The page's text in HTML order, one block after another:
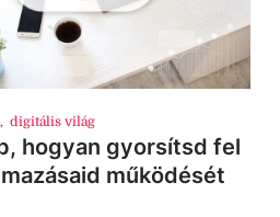
, digitális világ
hogyan gyorsítsd fel
működését